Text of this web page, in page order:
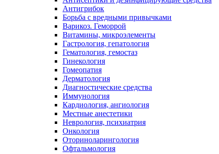
Антигрибок
Борьба с вредными привычками
Варикоз. Геморрой
Витамины, микроэлементы
Гастрология, гепатология
Гематология, гемостаз
Гинекология
Гомеопатия
Дерматология
Диагностические средства
Иммунология
Кардиология, ангиология
Местные анестетики
Неврология, психиатрия
Онкология
Оториноларингология
Офтальмология